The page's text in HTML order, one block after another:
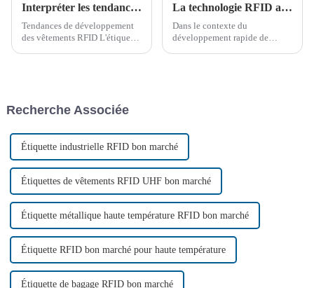
Interpréter les tendances et perspectives de développement futur de la RFID pour les vêtements
Tendances de développement
des vêtements RFID L'étiquette
l'identification par
principalement composée
d'un...
La technologie RFID au service de la production intelligente de vêtements : la nouvelle tendance de la gestion des postes de travail
Dans le contexte du
développement rapide de
Recherche Associée
Étiquette industrielle RFID bon marché
Étiquettes de vêtements RFID UHF bon marché
Étiquette métallique haute température RFID bon marché
Étiquette RFID bon marché pour haute température
Étiquette de bagage RFID bon marché